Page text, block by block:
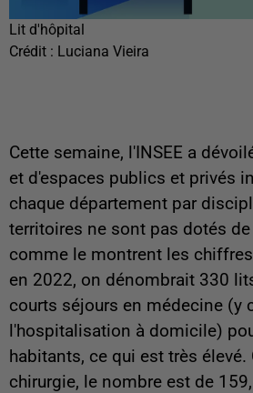
Lit d'hôpital
Crédit : Luciana Vieira
Cette semaine, l'INSEE a
et d'espaces publics et privés
chaque département par
territoires ne sont pas dotés
comme le montrent les
en 2022, on dénombrait 330
courts séjours en médecine (y
l'hospitalisation à domicile)
habitants, ce qui est très élevé.
chirurgie, le nombre est de